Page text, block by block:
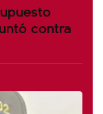
contra